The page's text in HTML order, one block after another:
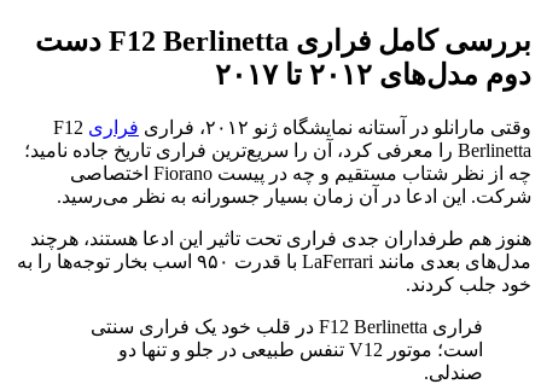
بررسی کامل فراری F12 Berlinetta دست
دوم مدل‌های ۲۰۱۲ تا ۲۰۱۷
وقتی مارانلو در آستانه نمایشگاه ژنو ۲۰۱۲، فراری فراری F12
Berlinetta را معرفی کرد، آن را سریع‌ترین فراری تاریخ جاده نامید؛
چه از نظر شتاب مستقیم و چه در پیست Fiorano اختصاصی
شرکت. این ادعا در آن زمان بسیار جسورانه به نظر می‌رسید.
هنوز هم طرفداران جدی فراری تحت تاثیر این ادعا هستند، هرچند
مدل‌های بعدی مانند LaFerrari با قدرت ۹۵۰ اسب بخار توجه‌ها را به
خود جلب کردند.
فراری F12 Berlinetta در قلب خود یک فراری سنتی
است؛ موتور V12 تنفس طبیعی در جلو و تنها دو
صندلی.